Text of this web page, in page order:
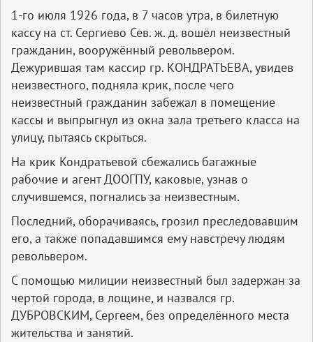
1-­го июля 1926 года, в 7 часов утра, в билетную
кассу на ст. Сергиево Сев. ж. д. вошёл неизвестный
гражданин, вооружённый револьвером.
Дежурившая там кассир гр. КОНДРАТЬЕВА, увидев
неизвестного, подняла крик, после чего
неизвестный гражданин забежал в помещение
кассы и выпрыгнул из окна зала третьего класса на
улицу, пытаясь скрыться.
На крик Кондратьевой сбежались багажные
рабочие и агент ДООГПУ, каковые, узнав о
случившемся, погнались за неизвестным.
Последний, оборачиваясь, грозил преследовавшим
его, а также попадавшимся ему навстречу людям
револьвером.
С помощью милиции неизвестный был задержан за
чертой города, в лощине, и назвался гр.
ДУБРОВСКИМ, Сергеем, без определённого места
жительства и занятий.